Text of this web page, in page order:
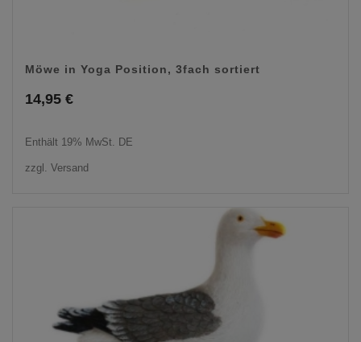
Möwe in Yoga Position, 3fach sortiert
14,95 €
Enthält 19% MwSt. DE
zzgl. Versand